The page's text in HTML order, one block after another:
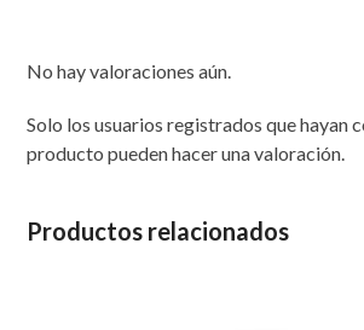
No hay valoraciones aún.
Solo los usuarios registrados que hayan
producto pueden hacer una valoración.
Productos relacionados